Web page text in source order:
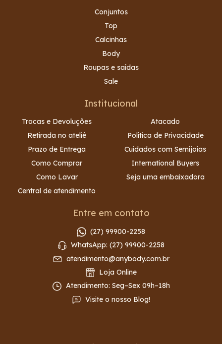
Conjuntos
Top
Calcinhas
Body
Roupas e saídas
Sale
Institucional
Trocas e Devoluções
Retirada no ateliê
Prazo de Entrega
Como Comprar
Como Lavar
Central de atendimento
Atacado
Política de Privacidade
Cuidados com Semijoias
International Buyers
Seja uma embaixadora
Entre em contato
(27) 99900-2258
WhatsApp: (27) 99900-2258
atendimento@anybody.com.br
Loja Online
Atendimento: Seg–Sex 09h–18h
Visite o nosso Blog!